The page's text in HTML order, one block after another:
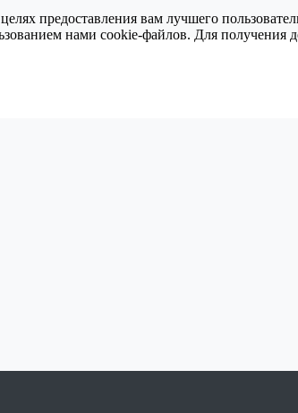
предоставления вам лучшего
нами cookie-файлов. Для